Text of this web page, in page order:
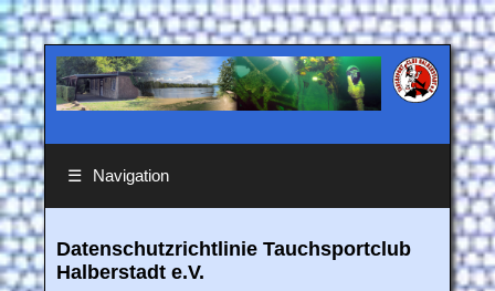
☰ Navigation
Datenschutzrichtlinie Tauchsportclub
Halberstadt e.V.